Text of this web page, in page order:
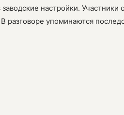
настройки.
упоминаются